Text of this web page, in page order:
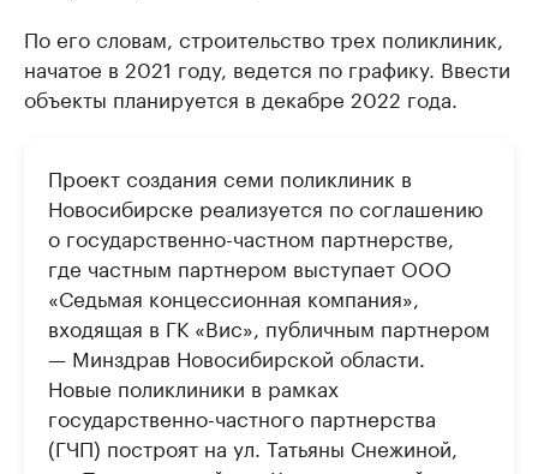
По его словам, строительство трех поликлиник,
начатое в 2021 году, ведется по графику. Ввести
объекты планируется в декабре 2022 года.
Проект создания семи поликлиник в
Новосибирске реализуется по соглашению
о государственно-частном партнерстве,
где частным партнером выступает ООО
«Седьмая концессионная компания»,
входящая в ГК «Вис», публичным партнером
— Минздрав Новосибирской области.
Новые поликлиники в рамках
государственно-частного партнерства
(ГЧП) построят на ул. Татьяны Снежиной,